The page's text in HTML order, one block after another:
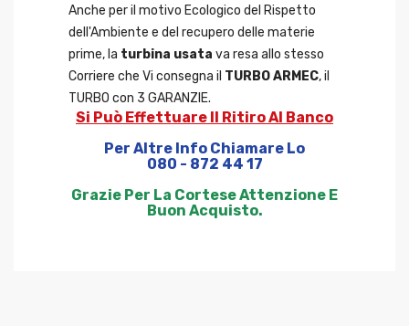
Anche per il motivo Ecologico del Rispetto
dell'Ambiente e del recupero delle materie
prime, la turbina usata va resa allo stesso
Corriere che Vi consegna il TURBO ARMEC, il
TURBO con 3 GARANZIE.
Si Può Effettuare Il Ritiro Al Banco
Per Altre Info Chiamare Lo
080 - 872 44 17
Grazie Per La Cortese Attenzione E
Buon Acquisto.